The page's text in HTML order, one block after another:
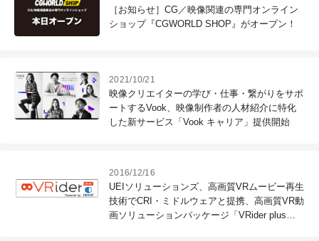
［お知らせ］CG／映像関連の専門オンライン
ショップ『CGWORLD SHOP』がオープン！
2021/10/21
映像クリエイターの学び・仕事・繋がりをサポ
ートするVook、映像制作者の人材紹介に特化
した新サービス「Vook キャリア」提供開始
2016/12/16
UEIソリューションズ、高画質VRムービー再生
技術でCRI・ミドルウェアと提携、高画質VR動
画ソリューションパッケージ「VRider plus